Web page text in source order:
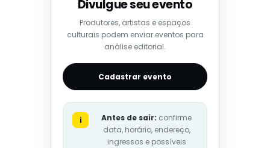
Divulgue seu evento
Produtores, artistas e espaços
culturais podem enviar eventos para
análise editorial.
Cadastrar evento
i Antes de sair: confirme
data, horário, endereço,
ingressos e possíveis